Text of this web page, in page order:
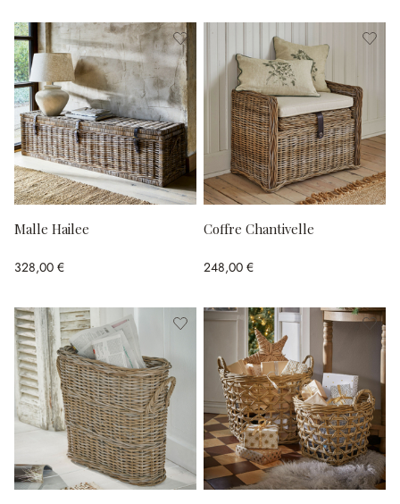
Malle Hailee
328,00 €
Coffre Chantivelle
248,00 €